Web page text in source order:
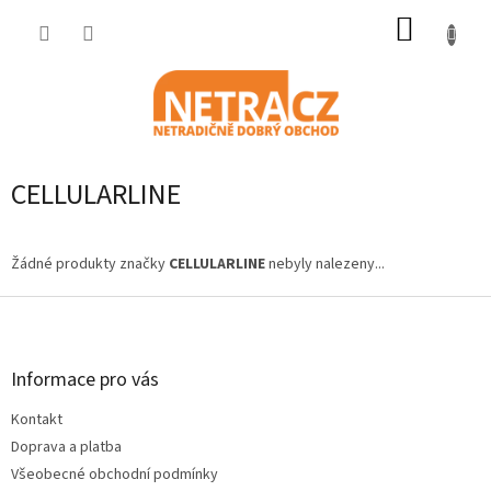
CELLULARLINE
Žádné produkty značky CELLULARLINEnebyly nalezeny...
Z
Informace pro vás
Kontakt
Doprava a platba
Všeobecné obchodní podmínky